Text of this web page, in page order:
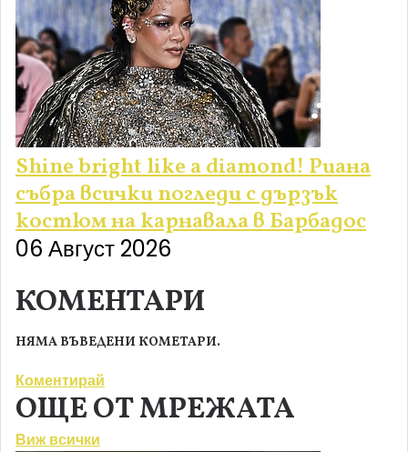
Shine bright like a diamond! Риана
събра всички погледи с дързък
костюм на карнавала в Барбадос
06 Август 2026
КОМЕНТАРИ
НЯМА ВЪВЕДЕНИ КОМЕТАРИ.
Коментирай
ОЩЕ ОТ МРЕЖАТА
Виж всички